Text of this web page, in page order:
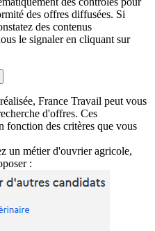
des offres diffusées. Si
des contenus
le signaler en cliquant sur
France Travail peut vous
d'offres. Ces
fonction des critères que vous
un métier d'ouvrier agricole,
: